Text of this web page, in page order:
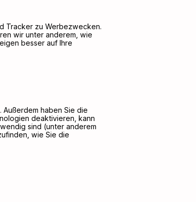
Tracker zu Werbezwecken.
wir unter anderem, wie
besser auf Ihre
haben Sie die
deaktivieren, kann
sind (unter anderem
wie Sie die